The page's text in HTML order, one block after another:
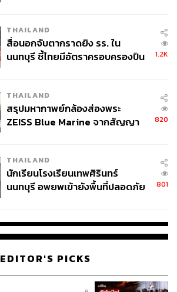
THAILAND
สื่อนอกจับตากราดยิง รร. ใน
นนทบุรี ชี้ไทยมีอัตราครอบครองปืน
1.2K
THAILAND
สรุปมหากาพย์กล้องส่องพระ
ZEISS Blue Marine จากสัญญา
จ่ายหนี้-แอบระบุแบรนด์
820
THAILAND
นักเรียนโรงเรียนเทพศิรินทร์
นนทบุรี อพยพเข้ายังพื้นที่ปลอดภัย
801
EDITOR'S PICKS